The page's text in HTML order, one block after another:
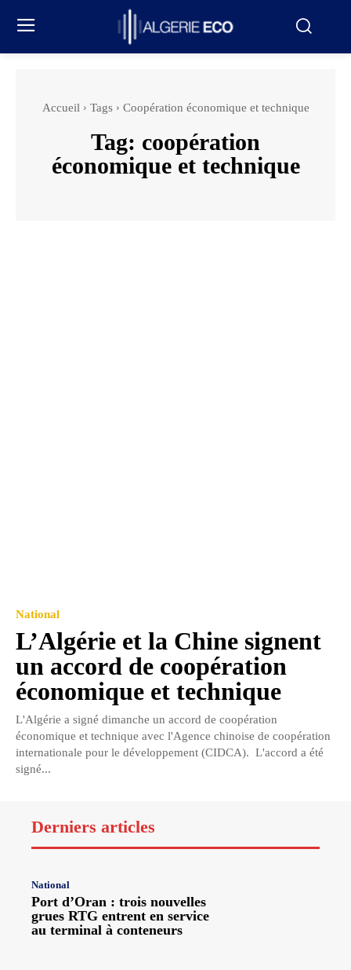
Accueil Tags Coopération économique et technique
Tag: coopération
économique et technique
National
L’Algérie et la Chine signent
un accord de coopération
économique et technique
L'Algérie a signé dimanche un accord de coopération
économique et technique avec l'Agence chinoise de coopération
internationale pour le développement (CIDCA). L'accord a été
signé...
Derniers articles
National
Port d’Oran : trois nouvelles
grues RTG entrent en service
au terminal à conteneurs